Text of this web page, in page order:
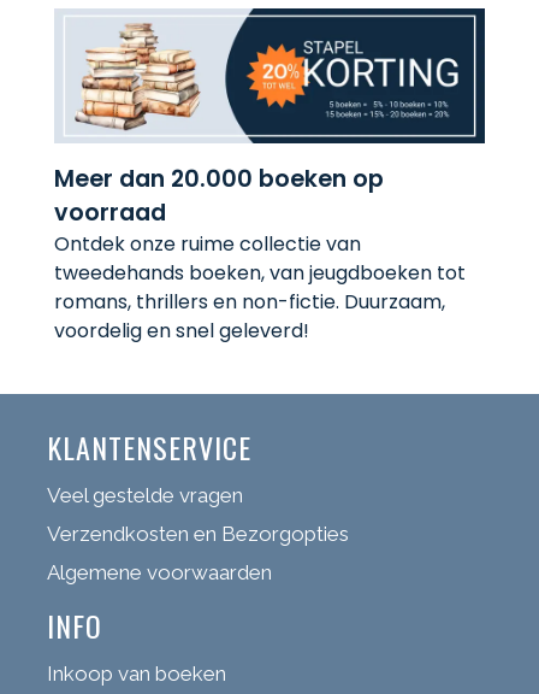
Meer dan 20.000 boeken op
voorraad
Ontdek onze ruime collectie van
tweedehands boeken, van jeugdboeken tot
romans, thrillers en non-fictie. Duurzaam,
voordelig en snel geleverd!
KLANTENSERVICE
Veel gestelde vragen
Verzendkosten en Bezorgopties
Algemene voorwaarden
INFO
Inkoop van boeken